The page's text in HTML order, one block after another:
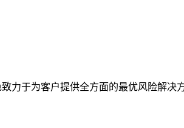
力于为客户提供全方面的最优风险解决方